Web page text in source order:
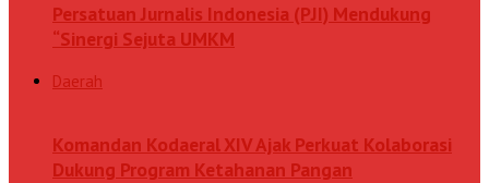
Persatuan Jurnalis Indonesia (PJI) Mendukung
“Sinergi Sejuta UMKM
Daerah
Komandan Kodaeral XIV Ajak Perkuat Kolaborasi
Dukung Program Ketahanan Pangan